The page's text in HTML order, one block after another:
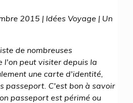
2015 | Idées Voyage | Un
de nombreuses
l'on peut visiter depuis la
une carte d'identité,
passeport. C'est bon à savoir
passeport est périmé ou